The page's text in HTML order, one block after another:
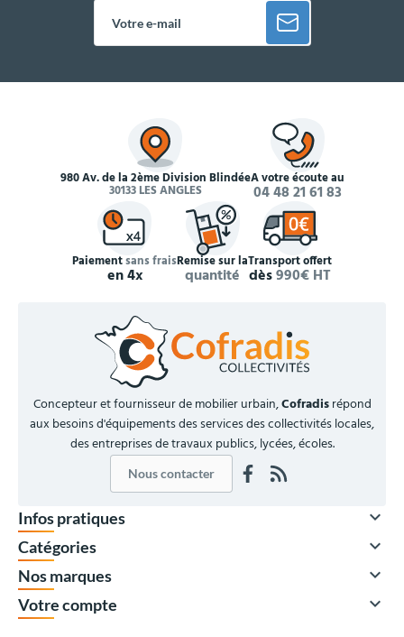
980 Av. de la 2ème Division Blindée
30133 LES ANGLES
À votre écoute au
04 48 21 61 83
Paiementsans frais
en 4x
Remise sur la
quantité
Transport offert
dès990€ HT
Concepteur et fournisseur de mobilier urbain,Cofradisrépond
aux besoins d'équipements des services des collectivités locales,
des entreprises de travaux publics, lycées, écoles.
Nous contacter
Infos pratiques 
Catégories 
Nos marques 
Votre compte 